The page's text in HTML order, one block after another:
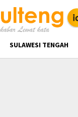
SULAWESI TENGAH